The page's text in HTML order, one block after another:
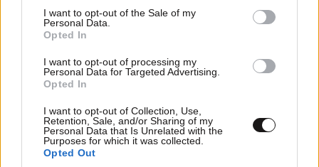
consent section.
I want to opt-out of the Sale of my
Personal Data.
Opted In
I want to opt-out of processing my
Personal Data for Targeted Advertising.
Opted In
I want to opt-out of Collection, Use,
Retention, Sale, and/or Sharing of my
Personal Data that Is Unrelated with the
Purposes for which it was collected.
Opted Out
εἶναι δημοκρατική. Φαίνεται πόσο σέβεται τὴν
δημοκρατία τελικά. Καὶ θέλετε πολλοὶ νὰ μείνουμε σὲ
αὐτὸ τὸ φασισταριὸ ποὺ λέγεται Ε.Ε. καὶ ἀπάτριδες
γραφειοκράτες τῆς Ε.Ε. Καὶ εἰς ἀνώτερα
Απαντήστε
Thanatos